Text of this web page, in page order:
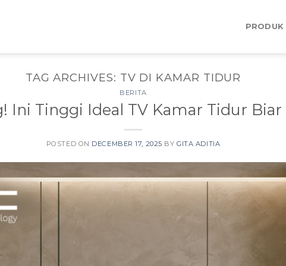
PRODUK
TAG ARCHIVES: TV DI KAMAR TIDUR
BERITA
Ini Tinggi Ideal TV Kamar Tidur
POSTED ON DECEMBER 17, 2025 BYGITA ADITIA